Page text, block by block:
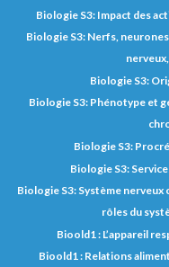
Biologie S3: Impact des
Biologie S3: Nerfs,
Biologie S3:
Biologie S3: Phénotype et
Biologie S3:
Biologie S3:
Biologie S3: Système
rôles du
Bioold1 : L’appareil
Bioold1 : Relations